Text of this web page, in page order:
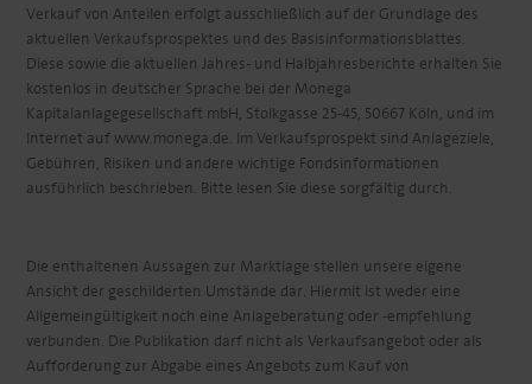
Verkauf von Anteilen erfolgt ausschließlich auf der Grundlage des
aktuellen Verkaufsprospektes und des Basisinformationsblattes.
Diese sowie die aktuellen Jahres- und Halbjahresberichte erhalten Sie
kostenlos in deutscher Sprache bei der Monega
Kapitalanlagegesellschaft mbH, Stolkgasse 25-45, 50667 Köln, und im
Internet auf www.monega.de. Im Verkaufsprospekt sind Anlageziele,
Gebühren, Risiken und andere wichtige Fondsinformationen
ausführlich beschrieben. Bitte lesen Sie diese sorgfältig durch.
Die enthaltenen Aussagen zur Marktlage stellen unsere eigene
Ansicht der geschilderten Umstände dar. Hiermit ist weder eine
Allgemeingültigkeit noch eine Anlageberatung oder -empfehlung
verbunden. Die Publikation darf nicht als Verkaufsangebot oder als
Aufforderung zur Abgabe eines Angebots zum Kauf von